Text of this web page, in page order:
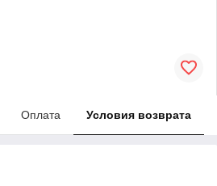
Оплата Условия возврата